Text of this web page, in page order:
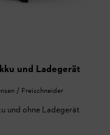
und Ladegerät
/ Freischneider
und ohne Ladegerät